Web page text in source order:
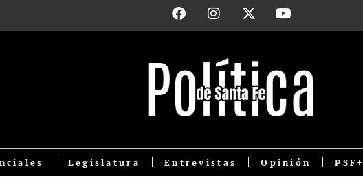
Legislatura Entrevistas Opinión PSF+